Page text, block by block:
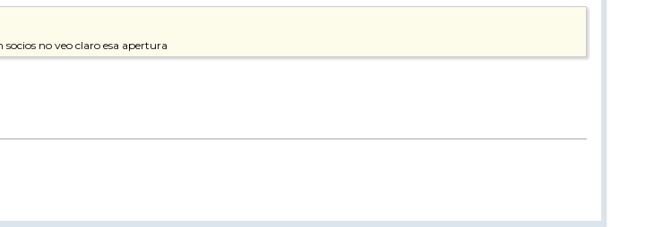
no veo claro esa apertura